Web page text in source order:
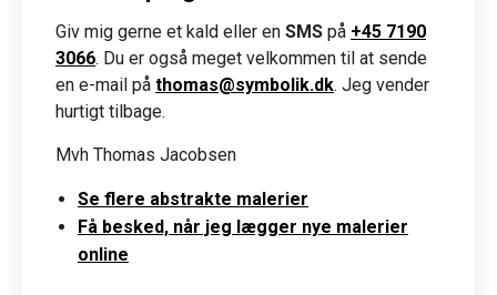
Giv mig gerne et kald eller en SMS på +45 7190
3066. Du er også meget velkommen til at sende
en e-mail på thomas@symbolik.dk. Jeg vender
hurtigt tilbage.
Mvh Thomas Jacobsen
Se flere abstrakte malerier
Få besked, når jeg lægger nye malerier
online